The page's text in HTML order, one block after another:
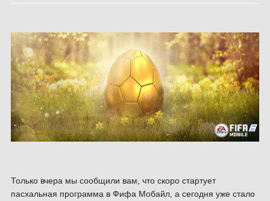
Только вчера мы сообщили вам, что скоро стартует
пасхальная программа в Фифа Мобайл, а сегодня уже стало